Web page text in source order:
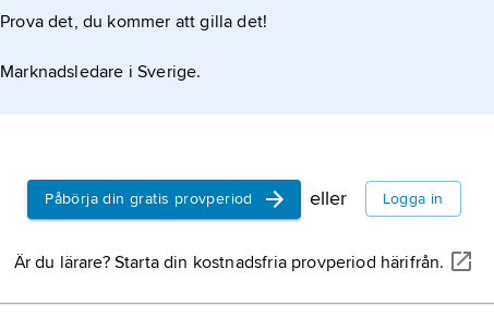
Prova det, du kommer att gilla det!
Marknadsledare i Sverige.
Påbörja din gratis provperiod eller Logga in
Är du lärare? Starta din kostnadsfria provperiod härifrån.